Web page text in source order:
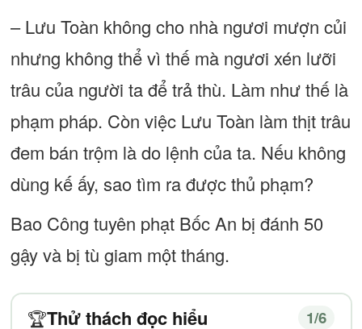
– Lưu Toàn không cho nhà ngươi mượn củi
nhưng không thể vì thế mà ngươi xén lưỡi
trâu của người ta để trả thù. Làm như thế là
phạm pháp. Còn việc Lưu Toàn làm thịt trâu
đem bán trộm là do lệnh của ta. Nếu không
dùng kế ấy, sao tìm ra được thủ phạm?
Bao Công tuyên phạt Bốc An bị đánh 50
gậy và bị tù giam một tháng.
🏆Thử thách đọc hiểu 1/6